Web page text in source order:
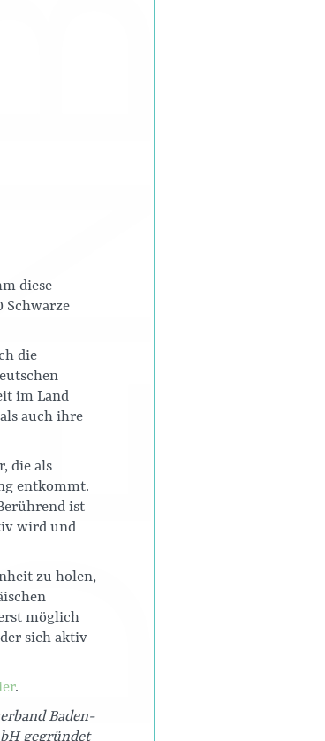
diese
Schwarze
die
im Land
auch ihre
die als
entkommt.
ist
wird und
zu holen,
möglich
sich aktiv
.
Baden-
gegründet